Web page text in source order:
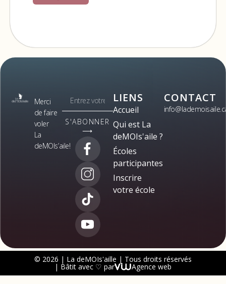
Merci
de faire
voler
La
deMOIs’aile!
S'ABONNER
⟶
LIENS
Accueil
Qui est La
deMOIs'aile ?
Écoles
participantes
Inscrire
votre école
CONTACT
© 2026 | La deMOIs'aille | Tous droits réservés
| Bâtit avec ♡ par Agence web